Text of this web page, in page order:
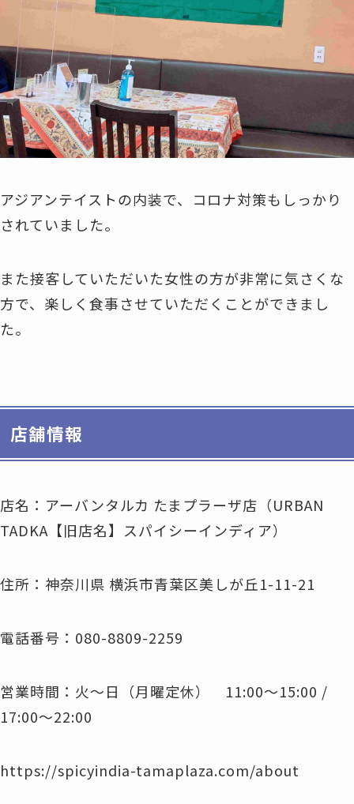
アジアンテイストの内装で、コロナ対策もしっかり
されていました。
また接客していただいた女性の方が非常に気さくな
方で、楽しく食事させていただくことができまし
た。
店舗情報
店名：アーバンタルカ たまプラーザ店（URBAN
TADKA【旧店名】スパイシーインディア）
住所：神奈川県 横浜市青葉区美しが丘1-11-21
電話番号：080-8809-2259
営業時間：火～日（月曜定休） 11:00～15:00 /
17:00～22:00
https://spicyindia-tamaplaza.com/about